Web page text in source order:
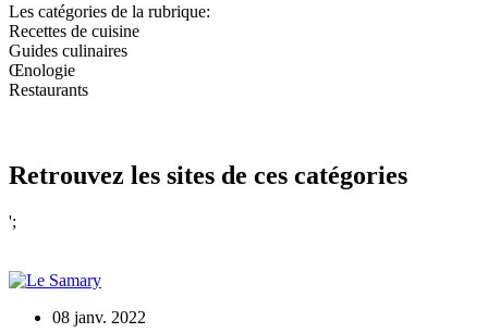
Les catégories de la rubrique:
Recettes de cuisine
Guides culinaires
Œnologie
Restaurants
Retrouvez les sites de ces catégories
';
08 janv. 2022